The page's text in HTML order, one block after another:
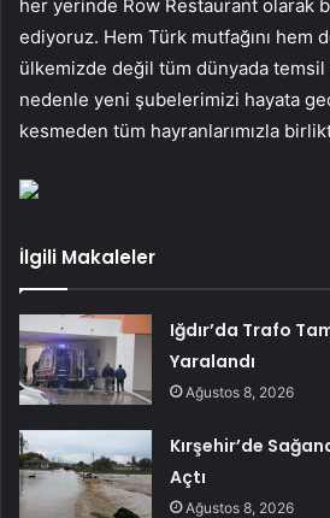
her yerinde Row Restaurant olarak
ediyoruz. Hem Türk mutfağını hem
ülkemizde değil tüm dünyada
nedenle yeni şubelerimizi hayata
kesmeden tüm hayranlarımızla
İlgili Makaleler
Iğdır’da Trafo
Yaralandı
Ağustos 8, 2026
Kırşehir’de
Açtı
Ağustos 8, 2026